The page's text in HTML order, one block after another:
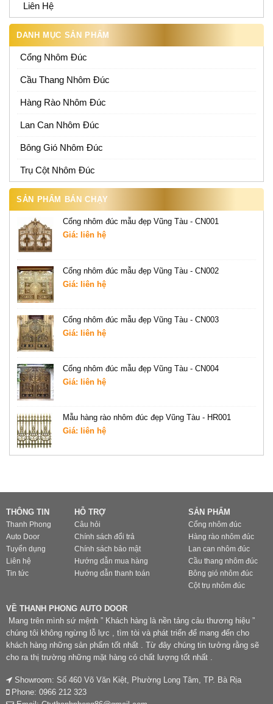
Liên Hệ
DANH MỤC SẢN PHẨM
Cổng Nhôm Đúc
Cầu Thang Nhôm Đúc
Hàng Rào Nhôm Đúc
Lan Can Nhôm Đúc
Bông Gió Nhôm Đúc
Trụ Cột Nhôm Đúc
SẢN PHẨM BÁN CHẠY
Cổng nhôm đúc mẫu đẹp Vũng Tàu - CN001
Giá: liên hệ
Cổng nhôm đúc mẫu đẹp Vũng Tàu - CN002
Giá: liên hệ
Cổng nhôm đúc mẫu đẹp Vũng Tàu - CN003
Giá: liên hệ
Cổng nhôm đúc mẫu đẹp Vũng Tàu - CN004
Giá: liên hệ
Mẫu hàng rào nhôm đúc đẹp Vũng Tàu - HR001
Giá: liên hệ
THÔNG TIN
Thanh Phong
Auto Door
Tuyển dụng
Liên hệ
Tin tức
HỖ TRỢ
Câu hỏi
Chính sách đổi trả
Chính sách bảo mật
Hướng dẫn mua hàng
Hướng dẫn thanh toán
SẢN PHẨM
Cổng nhôm đúc
Hàng rào nhôm đúc
Lan can nhôm đúc
Cầu thang nhôm đúc
Bông gió nhôm đúc
Cột trụ nhôm đúc
VỀ THANH PHONG AUTO DOOR
Mang trên mình sứ mệnh ” Khách hàng là nền tảng cảu thương hiệu ”
chúng tôi không ngừng lỗ lực , tìm tòi và phát triển để mang đến cho
khách hàng những sản phẩm tốt nhất . Từ đây chúng tin tưởng rằng sẽ
cho ra thị trường những mặt hàng có chất lượng tốt nhất .
Showroom: Số 460 Võ Văn Kiệt, Phường Long Tâm, TP. Bà Rịa
Phone: 0966 212 323